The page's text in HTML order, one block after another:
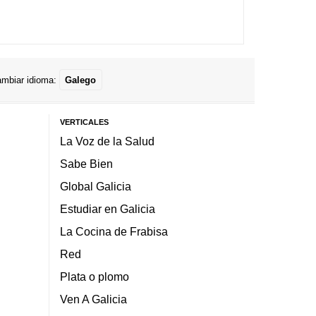
idioma: Galego
VERTICALES
La Voz de la Salud
Sabe Bien
Global Galicia
Estudiar en Galicia
La Cocina de Frabisa
Red
Plata o plomo
Ven A Galicia